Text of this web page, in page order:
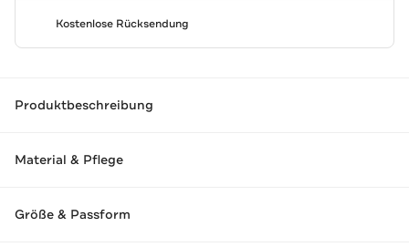
Kostenlose Rücksendung
Produktbeschreibung
Material & Pflege
Größe & Passform